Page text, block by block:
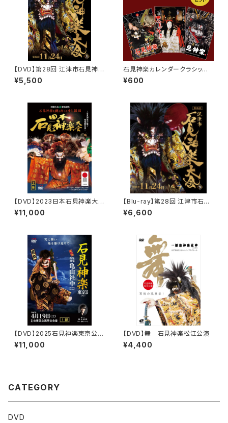
【DVD】第28回 江津市石見神楽
大会（2024年）〈上巻〉
¥5,500
石見神楽カレンダークラシック
絵はがき2008～2010
¥600
【DVD】2023日本石見神楽大会
〈上下2巻セット〉
¥11,000
【Blu-ray】第28回 江津市石見
神楽大会（2024年）〈下巻〉
¥6,600
【DVD】2025石見神楽東京公
演 石見神楽亀山社中〈1部・2
部 2巻セット〉
¥11,000
【DVD】舞 石見神楽松江公演
¥4,400
CATEGORY
DVD